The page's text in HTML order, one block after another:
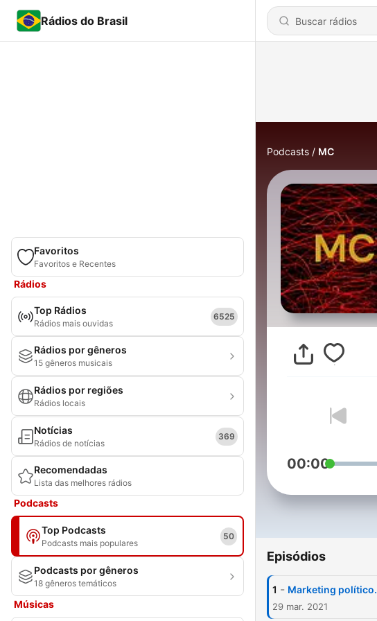
Rádios do Brasil
Favoritos
Favoritos e Recentes
Rádios
Top Rádios
Rádios mais ouvidas
6525
Rádios por gêneros
15 gêneros musicais
Rádios por regiões
Rádios locais
Notícias
Rádios de notícias
369
Recomendadas
Lista das melhores rádios
Podcasts
Top Podcasts
Podcasts mais populares
50
Podcasts por gêneros
18 gêneros temáticos
Músicas
Podcasts MC
00:00
Episódios
1 - Marketing político.
29 mar. 2021